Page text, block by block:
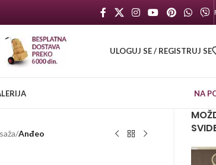
ULOGUJ SE / REGISTRUJ SE
NA
/Anđeo